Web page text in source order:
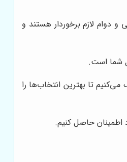
دوام لازم برخوردار هستند و
شما است.
تا بهترین انتخاب‌ها را
اطمینان حاصل کنیم.